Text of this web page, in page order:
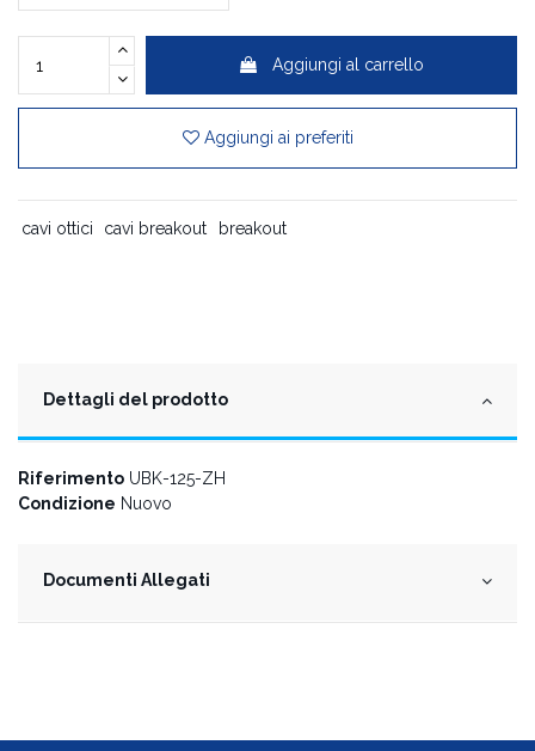
Aggiungi al carrello
Aggiungi ai preferiti
cavi ottici cavi breakout breakout
Dettagli del prodotto
Riferimento UBK-125-ZH
Condizione Nuovo
Documenti Allegati